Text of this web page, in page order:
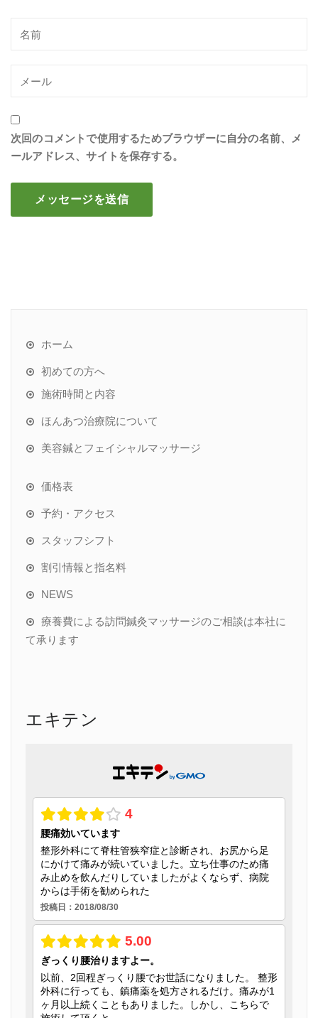
次回のコメントで使用するためブラウザーに自分の名前、メ
ールアドレス、サイトを保存する。
ホーム
初めての方へ
施術時間と内容
ほんあつ治療院について
美容鍼とフェイシャルマッサージ
価格表
予約・アクセス
スタッフシフト
割引情報と指名料
NEWS
療養費による訪問鍼灸マッサージのご相談は本社に
て承ります
エキテン